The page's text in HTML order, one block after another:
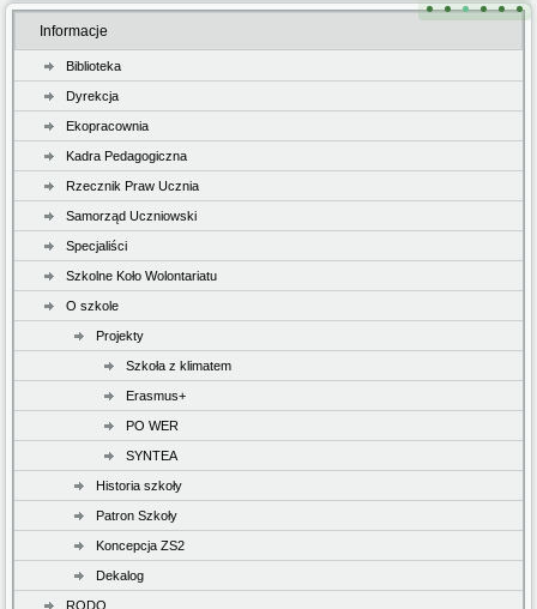
Informacje
Biblioteka
Dyrekcja
Ekopracownia
Kadra Pedagogiczna
Rzecznik Praw Ucznia
Samorząd Uczniowski
Specjaliści
Szkolne Koło Wolontariatu
O szkole
Projekty
Szkoła z klimatem
Erasmus+
PO WER
SYNTEA
Historia szkoły
Patron Szkoły
Koncepcja ZS2
Dekalog
RODO